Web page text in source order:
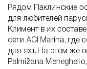
Рядом Паклинские
для любителей
Климент в их
сети ACI Marina, где
для яхт. На этом же
Palmižana